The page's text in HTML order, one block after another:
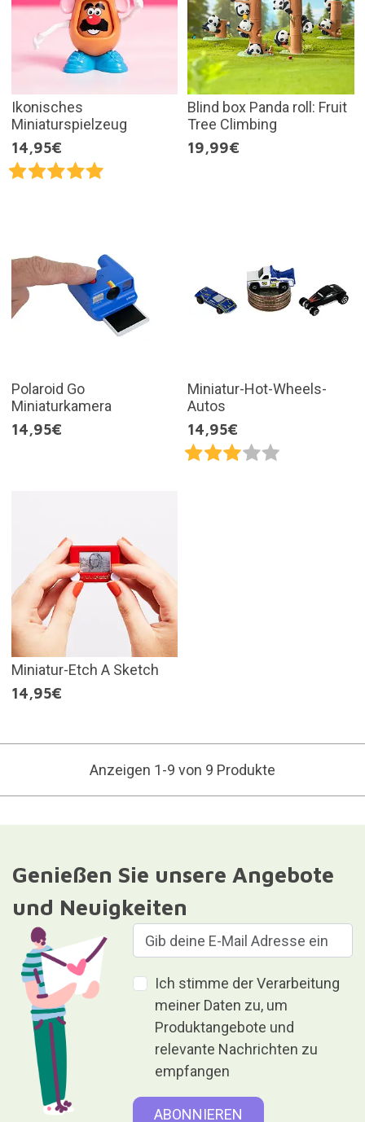
Ikonisches
Miniaturspielzeug
14,95€
Blind box Panda roll: Fruit
Tree Climbing
19,99€
Polaroid Go
Miniaturkamera
14,95€
Miniatur-Hot-Wheels-
Autos
14,95€
Miniatur-Etch A Sketch
14,95€
Anzeigen 1-9 von 9 Produkte
Genießen Sie unsere Angebote
und Neuigkeiten
Ich stimme der Verarbeitung
meiner Daten zu, um
Produktangebote und
relevante Nachrichten zu
empfangen